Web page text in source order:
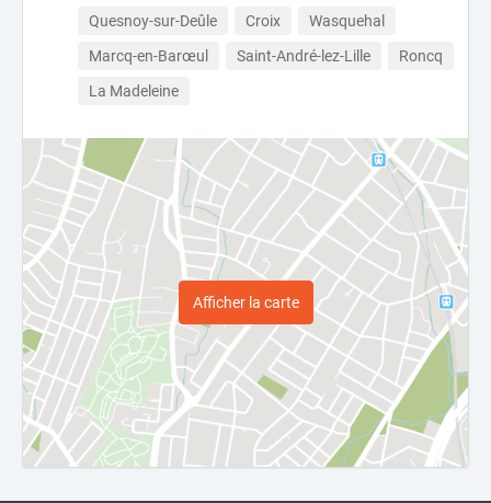
Quesnoy-sur-Deûle
Croix
Wasquehal
Marcq-en-Barœul
Saint-André-lez-Lille
Roncq
La Madeleine
Afficher la carte